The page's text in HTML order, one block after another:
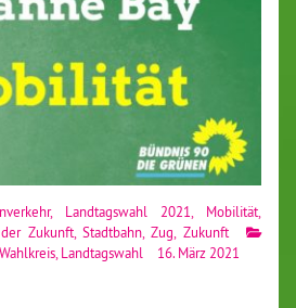
, Landtagswahl 2021 Mobilität
Zukunft, Stadtbahn,Zug
Zukunft
Landtagswahl 16. März 2021